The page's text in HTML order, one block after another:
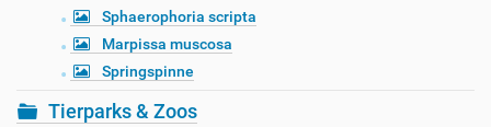
Sphaerophoria scripta
Marpissa muscosa
Springspinne
Tierparks & Zoos